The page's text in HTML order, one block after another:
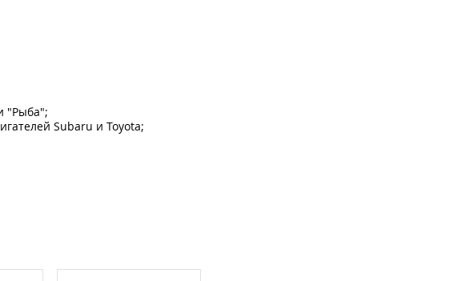
"Рыба";
Subaru и Toyota;